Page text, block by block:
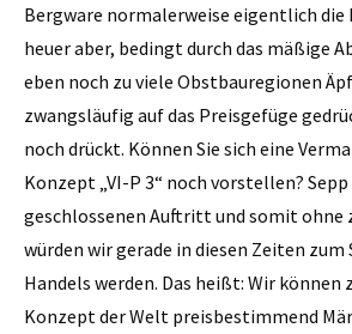
Bergware normalerweise eigentlich
heuer aber, bedingt durch das mäßige
eben noch zu viele Obstbauregionen
zwangsläufig auf das Preisgefüge
noch drückt. Können Sie sich eine
Konzept „VI-P 3“ noch vorstellen?
geschlossenen Auftritt und somit ohne
würden wir gerade in diesen Zeiten zum
Handels werden. Das heißt: Wir
Konzept der Welt preisbestimmend